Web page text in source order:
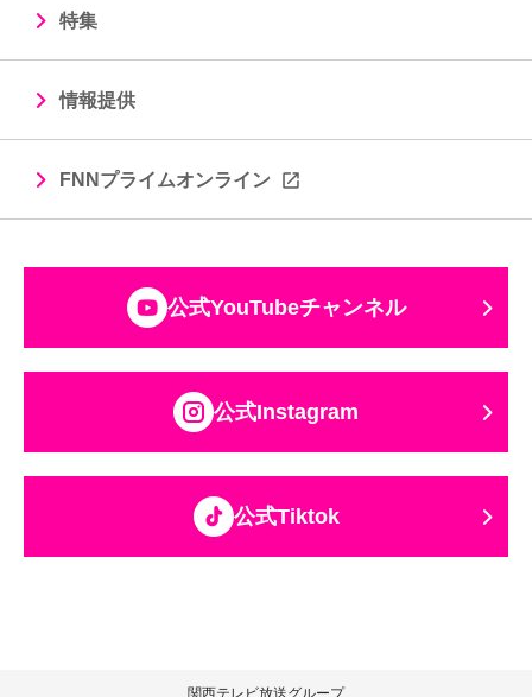
特集
情報提供
FNNプライムオンライン
公式YouTubeチャンネル
公式Instagram
公式Tiktok
関西テレビ放送グループ